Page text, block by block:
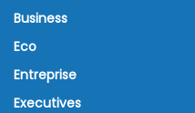
Business
Eco
Entreprise
Executives